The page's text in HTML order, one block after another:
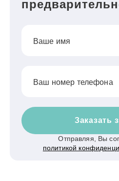
Ваше имя
Ваш номер телефона
Заказать
Отправляя, Вы
политикой